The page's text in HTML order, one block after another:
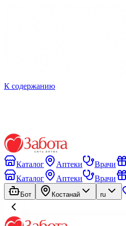
К содержанию
Каталог Аптеки Врачи
Каталог
Аптеки Врачи
Бот Костанай ru